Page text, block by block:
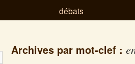
débats
Archives par mot-clef :